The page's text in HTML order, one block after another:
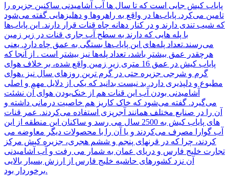
پایاب کیش جایی است که تا سال ها آب آشامیدنی ساکنین جزیره را
تامین می‌کرد. پایاب‌ها در واقع به راهروها و دهلیزهایی گفته می‌شود
که شیب تندی دارند و در کنار دهانه چاه قنات قرار دارند. این پایاب‌ها
با پله هایی که دارند به سطح آب جاری قنات در زیر زمین
می‌رسند.تعداد پله‌های این پایاب‌ها بستگی به عمق چاه دارد. یعنی
هرچقدر عمق بیشتر باشد، تعداد پله‌ها نیز بیشتر است . از آنجا که
پایاب کیش در عمق 16 متری زیر زمین واقع شده، بر خلاف هوای
گرم و شرجی جزیره حتی در گرم ترین روزهای سال نیز ،هوای
مطبوع و دلپذیری دارد. بد نیست بدانید که یکی از دلایل مهم و اصلی
آشامیدنی بودن آب این قنات هم از خنک‌بودن هوای آن نشئت
می‌گیرد. گفته می‌شود که خاک کاریز هم خاصیت درمانی داشته و
آن را در صنایع مختلف همانند آجرپزی استفاده می‌کردند. عمر قنات
های پایاب کیش به 2500 سال می رسد و ساکنان این منطقه از این
آب گوارا مصرف می‌کردند و یا آن را با محصولات دیگر معاوضه می
کردند، چرا که در قرنهای پنجم و ششم هجری، جزیره کیش مرکز
تجارت خلیج فارس و دریای عمان به شمار می رفت و آب آشامیدنی
آن نزد کشورهای حاشیه خلیج فارس از ارزش بسیار بالایی
برخوردار بود.